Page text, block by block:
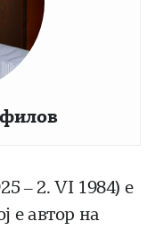
– 2. VI 1984) е
е автор на